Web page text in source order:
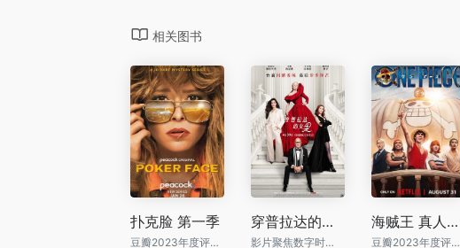
相关图书
扑克脸 第一季
豆瓣2023年度评分最高英美新剧
穿普拉达的女王2
影片聚焦数字时代下时尚行业的剧烈变革。当曾经引领潮流的时尚圣经《Runway》杂志陷入前所未有的生存危机，“时尚女魔头”米兰达（梅丽尔·斯特里普 饰）与昔日的“职场新人”安迪（安妮·海瑟薇 饰）再度相遇，一场席卷时尚圈的权力洗牌也由此展开
海贼王 真人版 第一季
豆瓣2023年度评分最高英美新剧